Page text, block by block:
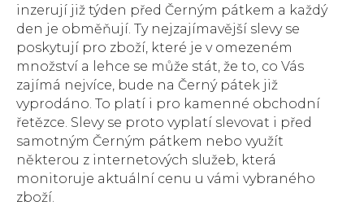
inzerují již týden před Černým pátkem a každý
den je obměňují. Ty nejzajímavější slevy se
poskytují pro zboží, které je v omezeném
množství a lehce se může stát, že to, co Vás
zajímá nejvíce, bude na Černý pátek již
vyprodáno. To platí i pro kamenné obchodní
řetězce. Slevy se proto vyplatí slevovat i před
samotným Černým pátkem nebo využít
některou z internetových služeb, která
monitoruje aktuální cenu u vámi vybraného
zboží.